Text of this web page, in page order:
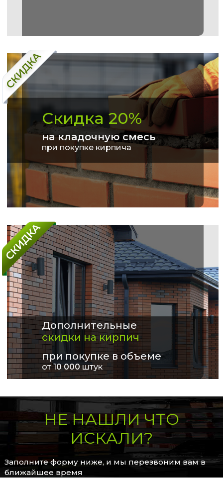
Скидка 20%
на кладочную смесь
при покупке кирпича
Дополнительные
скидки на кирпич
при покупке в объеме
от 10 000штук
НЕ НАШЛИ ЧТО
ИСКАЛИ?
Заполните форму ниже, и мы перезвоним вам в
ближайшее время